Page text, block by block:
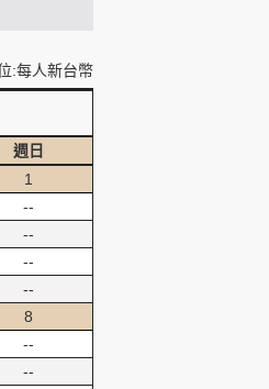
:每人新台幣
週日
1
--
--
--
--
8
--
--